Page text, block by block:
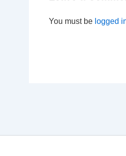
You must be logged